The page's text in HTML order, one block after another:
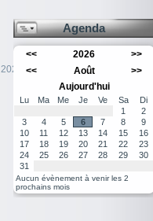
2024
Agenda
<< 2026
>>
<<
Août
>>
Aujourd'hui
Lu Ma Me Je Ve Sa
Di
1
2
3
4 5 6 7 8
9
10
11 12 13 14 15
16
17
18 19 20 21 22
23
24
25 26 27 28 29
30
31
Aucun évènement à venir les 2
prochains mois